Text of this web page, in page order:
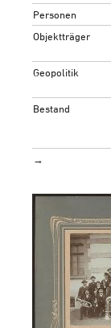
Personen
Objektträger
Geopolitik
Bestand
→